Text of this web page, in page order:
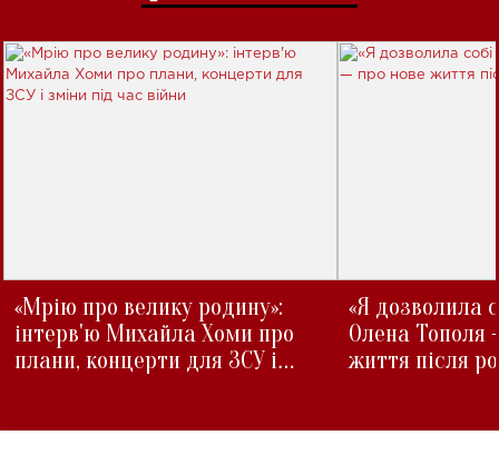
«Мрію про велику родину»:
інтерв'ю Михайла Хоми про
плани, концерти для ЗСУ і
«Я дозволила
Олена Тополя
життя після